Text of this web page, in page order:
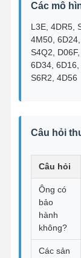
Các mô
L3E, 4DR5,
4M50,
S4Q2,
6D34, 6D16,
S6R2, 4D56
Câu hỏi
Câu hỏi
Ông có
bảo
hành
không?
Các sản